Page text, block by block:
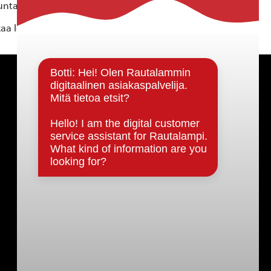
ei vastaa tietojen oikeellisuudesta.
löytyvällä
Päätöksenteko ja lähidemokratia
Päätökset, esityslistat & pöytäkirjat
Hallinto
Kunnanhallitus
Kunnanvaltuusto